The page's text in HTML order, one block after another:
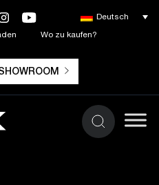
Wo zu kaufen?
Deutsch